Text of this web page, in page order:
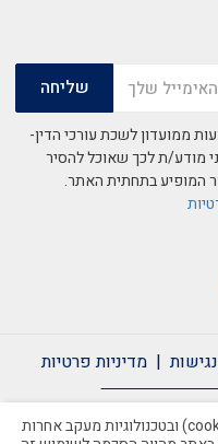
ממועדון לשכת עורכי הדין-
מודע/ת לכך שאוכל להסיר
המופיע בתחתית האתר.
מדיניות פרטיות
מדיניות פרטיות
באתר זה נעשה שימוש בקבצי עוגיות (cookies) ובטכנולוגיות מעקב אחרות